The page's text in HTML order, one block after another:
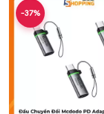
-37%